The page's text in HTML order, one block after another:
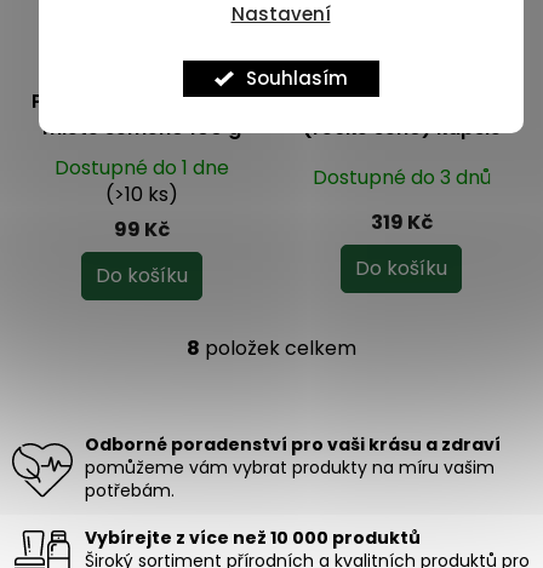
Nastavení
Souhlasím
Pískavice - Fenugreek
mleté semeno 100 g
Dostupné do 1 dne
(>10 ks)
99 Kč
Do košíku
Wolfberry Pískavice
(řecké seno) kapsle
Dostupné do 3 dnů
319 Kč
Do košíku
O
d
a
p
8 položek celkem
Odborné poradenství pro vaši krásu a zdraví
pomůžeme vám vybrat produkty na míru vašim
potřebám.
Vybírejte z více než 10 000 produktů
Široký sortiment přírodních a kvalitních produktů pro